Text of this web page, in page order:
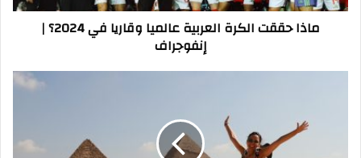
|
إنفوجراف
ماذا حققت الكرة العربية عالميا وقاريا في 2024؟ |
إنفوجراف
الأوسط..